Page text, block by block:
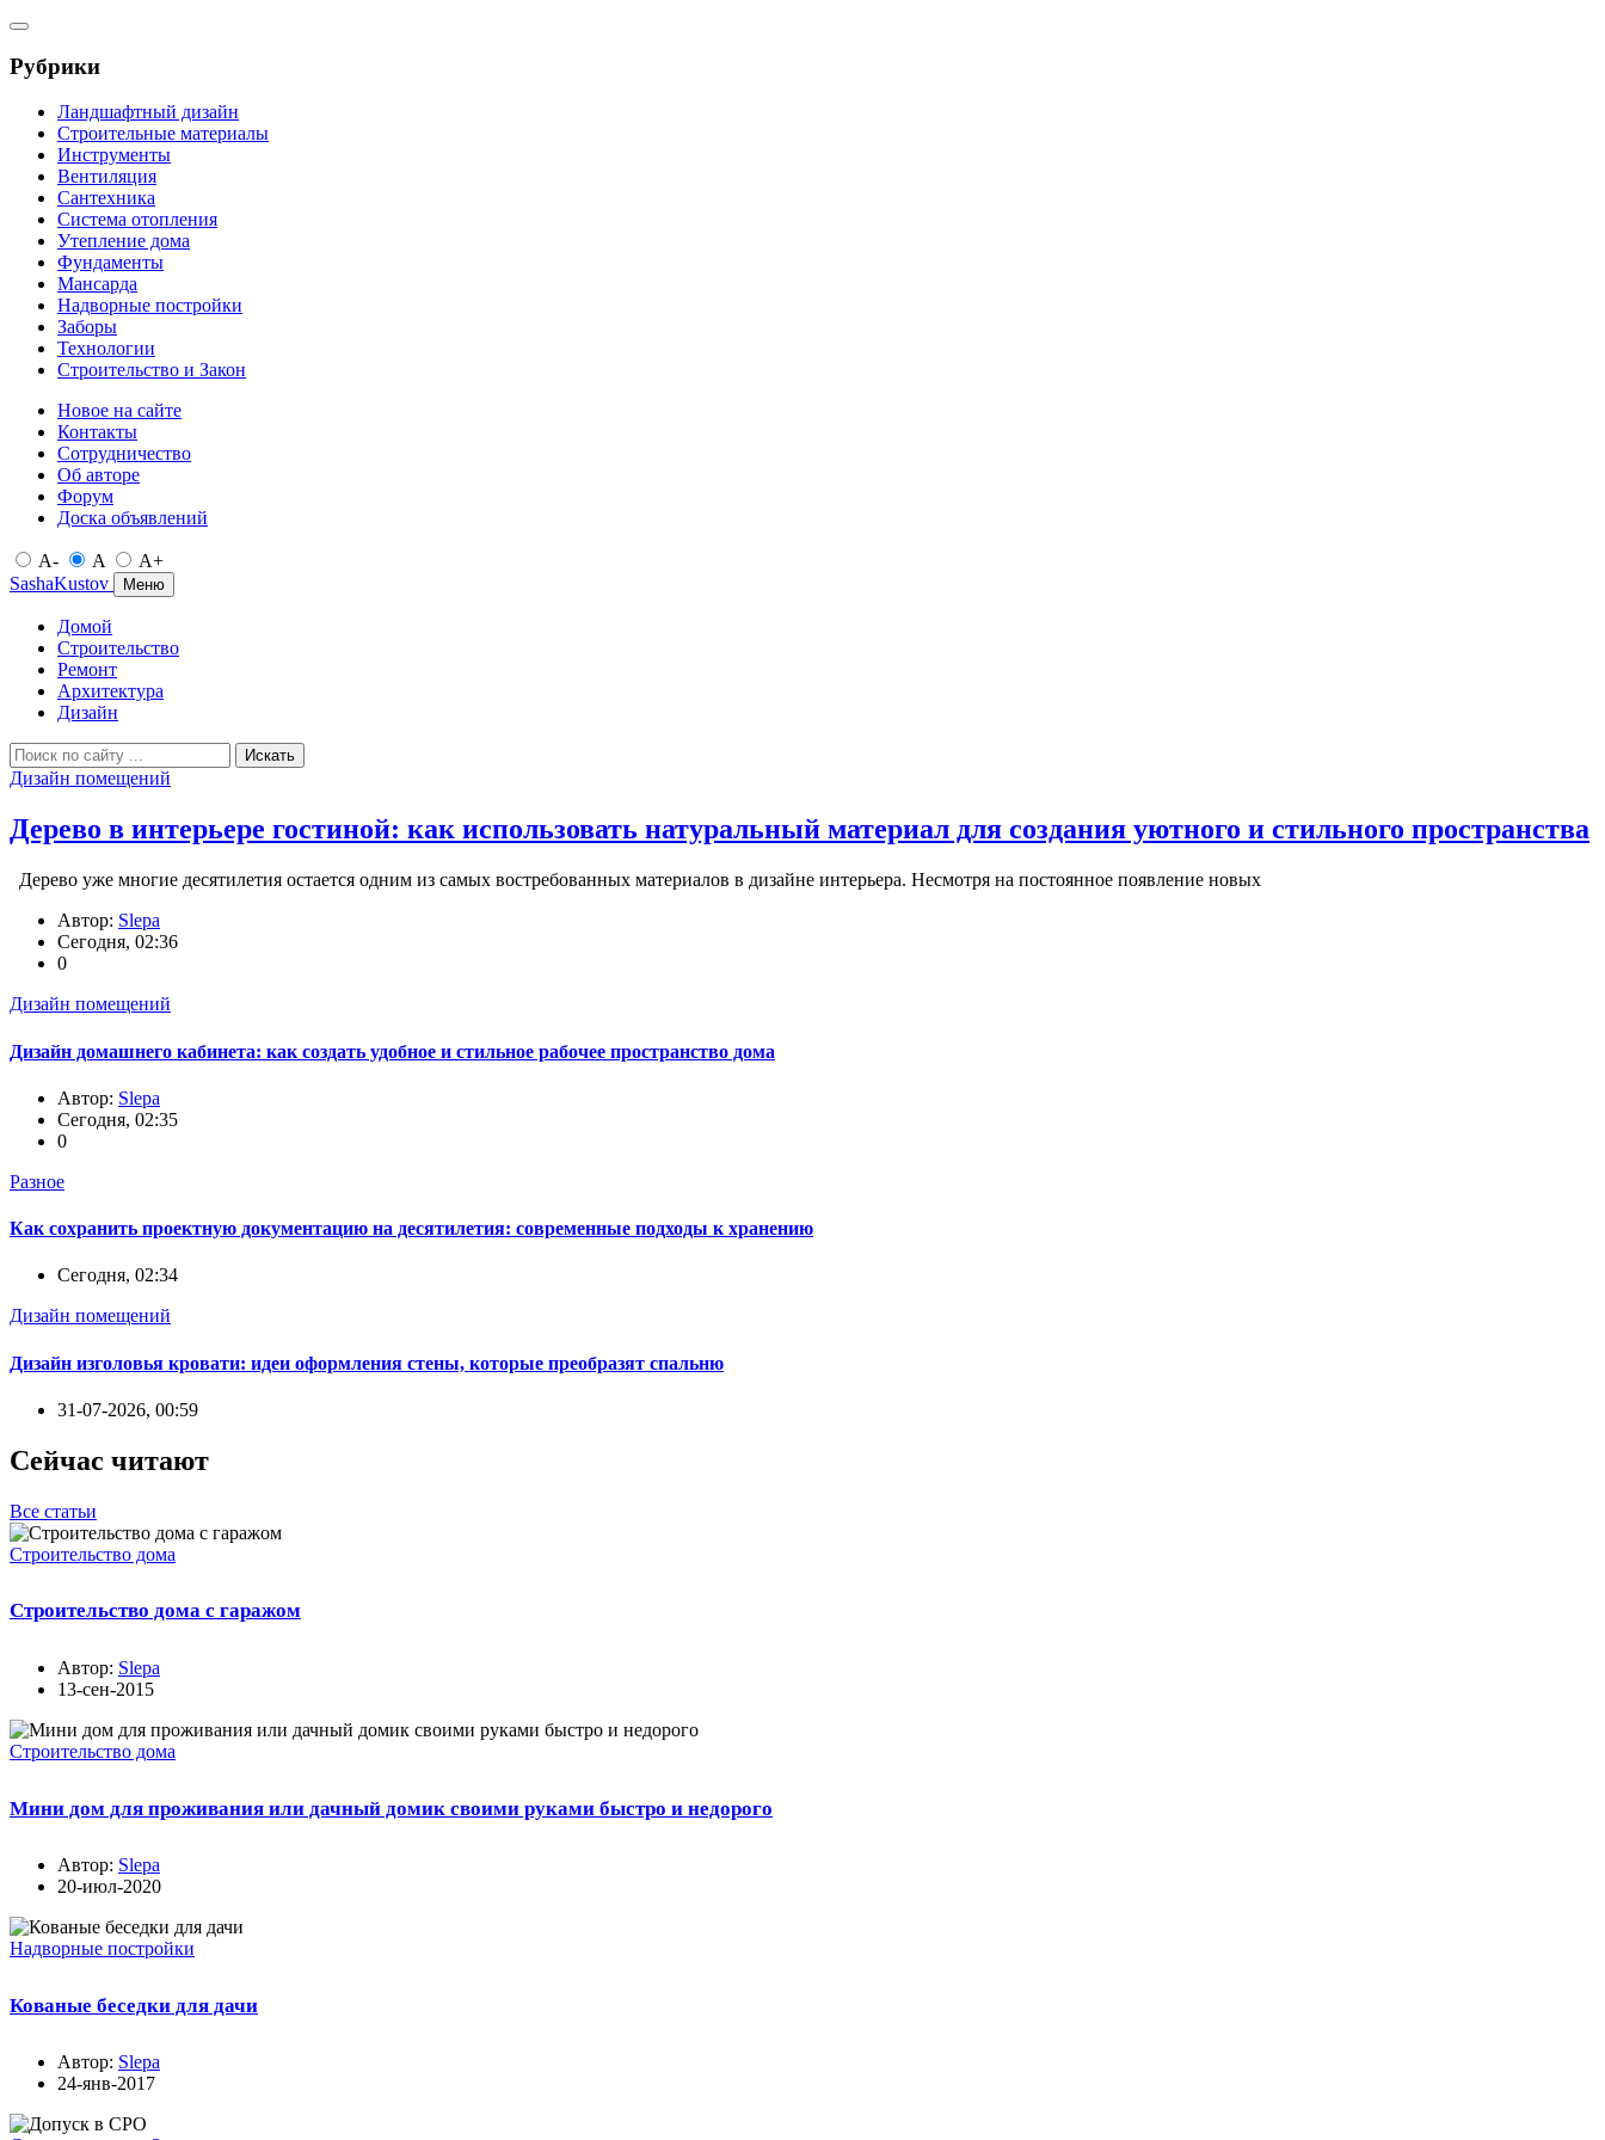
Рубрики
Ландшафтный дизайн
Строительные материалы
Инструменты
Вентиляция
Сантехника
Система отопления
Утепление дома
Фундаменты
Мансарда
Надворные постройки
Заборы
Технологии
Строительство и Закон
Новое на сайте
Контакты
Сотрудничество
Об авторе
Форум
Доска объявлений
A- A
A+
SashaKustov
Меню
Домой
Строительство
Ремонт
Архитектура
Дизайн
Искать
Дизайн помещений
Дерево в интерьере гостиной: как использовать натуральный материал для создания уютного и стильного пространства
Дерево уже многие десятилетия остается одним из самых востребованных материалов в дизайне интерьера. Несмотря на постоянное появление новых
Автор: Slepa
Сегодня, 02:36
0
Дизайн помещений
Дизайн домашнего кабинета: как создать удобное и стильное рабочее пространство дома
Автор: Slepa
Сегодня, 02:35
0
Разное
Как сохранить проектную документацию на десятилетия: современные подходы к хранению
Сегодня, 02:34
Дизайн помещений
Дизайн изголовья кровати: идеи оформления стены, которые преобразят спальню
31-07-2026, 00:59
Сейчас читают
Все статьи
Строительство дома
Строительство дома с гаражом
Автор: Slepa
13-сен-2015
Строительство дома
Мини дом для проживания или дачный домик своими руками быстро и недорого
Автор: Slepa
20-июл-2020
Надворные постройки
Кованые беседки для дачи
Автор: Slepa
24-янв-2017